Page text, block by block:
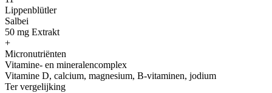
Lippenblütler
Salbei
50 mg Extrakt
+
Micronutriënten
Vitamine- en mineralencomplex
Vitamine D, calcium, magnesium, B-vitaminen, jodium
Ter vergelijking